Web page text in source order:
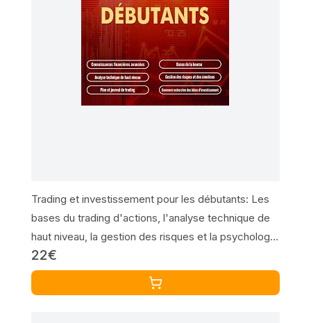
Trading et investissement pour les débutants: Les
bases du trading d'actions, l'analyse technique de
haut niveau, la gestion des risques et la psychologie
du trading
22€